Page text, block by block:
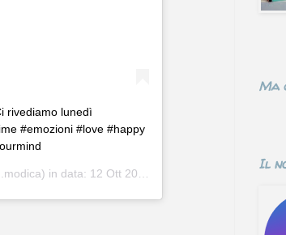
rivediamo lunedì
#emozioni #love #happy
in data: 12 Ott 2019 alle ore 11:31 PDT
Ma
Il